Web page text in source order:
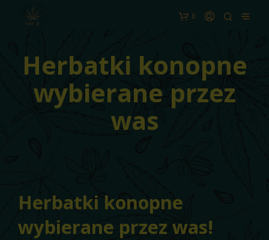
0
Herbatki konopne
wybierane przez
was
Herbatki konopne
wybierane przez was!